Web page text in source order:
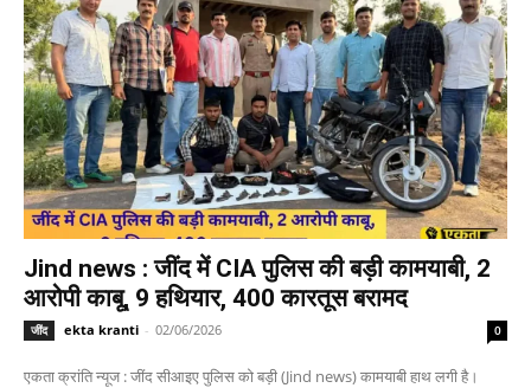
Jind news : जींद में CIA पुलिस की बड़ी कामयाबी, 2
आरोपी काबू, 9 हथियार, 400 कारतूस बरामद
जींद ekta kranti - 02/06/2026 0
एकता क्रांति न्यूज : जींद सीआइए पुलिस को बड़ी (Jind news) कामयाबी हाथ लगी है।